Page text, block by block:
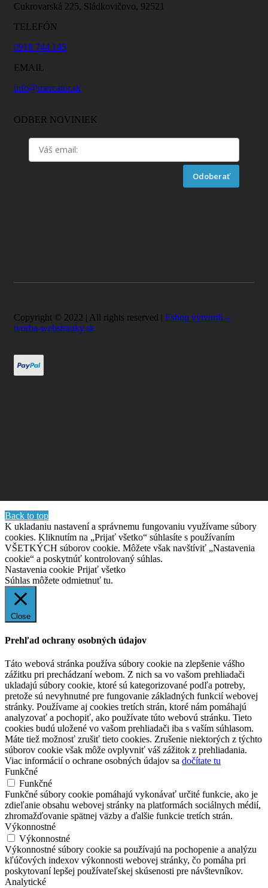
Cukrovarská 225, Sládkovičovo, 92521
TELEFÓN
0918 744 145
EMAIL
info@mercator.sk
ODBER NOVINIEK
Odoberať
Copyright © 2022 | All rights reserved | Eshop vytvorili –
tvorba-webstranky.sk
Back to top
K ukladaniu nastavení a správnemu fungovaniu využívame súbory
cookies. Kliknutím na „Prijať všetko“ súhlasíte s používaním
VŠETKÝCH súborov cookie. Môžete však navštíviť „Nastavenia
cookie“ a poskytnúť kontrolovaný súhlas.
Nastavenia cookie Prijať všetko
Súhlas môžete odmietnuť tu.
Close
Prehľad ochrany osobných údajov
Táto webová stránka používa súbory cookie na zlepšenie vášho
zážitku pri prechádzaní webom. Z nich sa vo vašom prehliadači
ukladajú súbory cookie, ktoré sú kategorizované podľa potreby,
pretože sú nevyhnutné pre fungovanie základných funkcií webovej
stránky. Používame aj cookies tretích strán, ktoré nám pomáhajú
analyzovať a pochopiť, ako používate túto webovú stránku. Tieto
cookies budú uložené vo vašom prehliadači iba s vaším súhlasom.
Máte tiež možnosť zrušiť tieto cookies. Zrušenie niektorých z týchto
súborov cookie však môže ovplyvniť váš zážitok z prehliadania.
Viac informácií o ochrane osobných údajov sa dočítate tu
Funkčné
Funkčné
Funkčné súbory cookie pomáhajú vykonávať určité funkcie, ako je
zdieľanie obsahu webovej stránky na platformách sociálnych médií,
zhromažďovanie spätnej väzby a ďalšie funkcie tretích strán.
Výkonnostné
Výkonnostné
Výkonnostné súbory cookie sa používajú na pochopenie a analýzu
kľúčových indexov výkonnosti webovej stránky, čo pomáha pri
poskytovaní lepšej používateľskej skúsenosti pre návštevníkov.
Analytické